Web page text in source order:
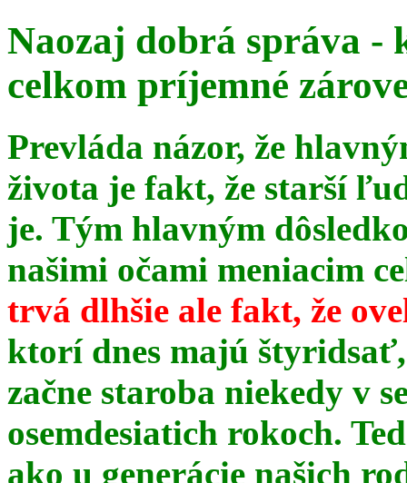
Naozaj dobrá správa -
celkom príjemné
Prevláda názor, že
života je fakt, že starší
je. Tým hlavným
našimi očami meniacim
trvá dlhšie ale fakt, že
ktorí dnes majú
začne staroba niekedy v
osemdesiatich rokoch.
ako u generácie našich